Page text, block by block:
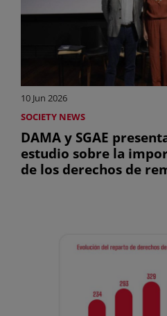
10 Jun 2026
SOCIETY NEWS
DAMA y SGAE
estudio sobre la
de los derechos de